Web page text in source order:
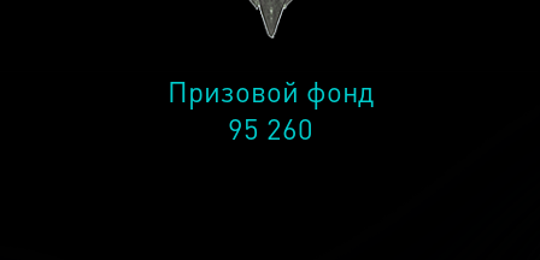
Призовой фонд
95 260